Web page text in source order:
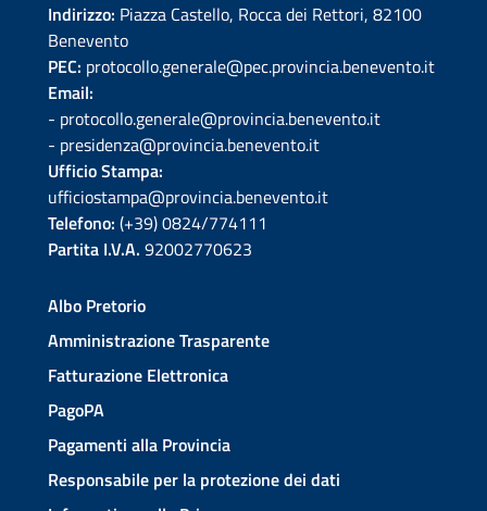
Indirizzo: Piazza Castello, Rocca dei Rettori, 82100
Benevento
PEC: protocollo.generale@pec.provincia.benevento.it
Email:
- protocollo.generale@provincia.benevento.it
- presidenza@provincia.benevento.it
Ufficio Stampa:
ufficiostampa@provincia.benevento.it
Telefono: (+39) 0824/774111
Partita I.V.A. 92002770623
Albo Pretorio
Amministrazione Trasparente
Fatturazione Elettronica
PagoPA
Pagamenti alla Provincia
Responsabile per la protezione dei dati